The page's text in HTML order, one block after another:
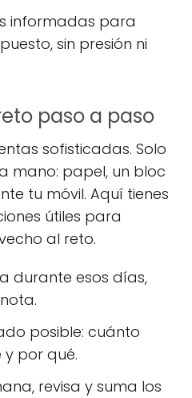
informadas para
sin presión ni
paso a paso
sofisticadas. Solo
mano: papel, un bloc
tu móvil. Aquí tienes
útiles para
al reto.
durante esos días,
posible: cuánto
por qué.
revisa y suma los